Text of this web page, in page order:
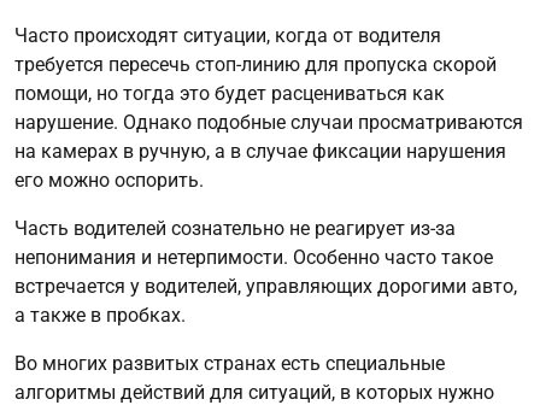
Часто происходят ситуации, когда от водителя
требуется пересечь стоп-линию для пропуска скорой
помощи, но тогда это будет расцениваться как
нарушение. Однако подобные случаи просматриваются
на камерах в ручную, а в случае фиксации нарушения
его можно оспорить.
Часть водителей сознательно не реагирует из-за
непонимания и нетерпимости. Особенно часто такое
встречается у водителей, управляющих дорогими авто,
а также в пробках.
Во многих развитых странах есть специальные
алгоритмы действий для ситуаций, в которых нужно